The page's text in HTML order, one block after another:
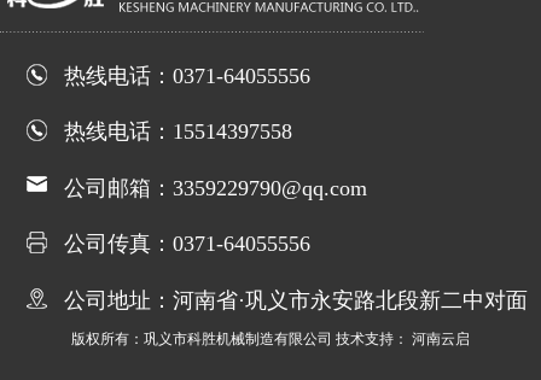
热线电话：0371-64055556
热线电话：15514397558
公司邮箱：3359229790@qq.com
公司传真：0371-64055556
公司地址：河南省·巩义市永安路北段新二中对面
版权所有：巩义市科胜机械制造有限公司 技术支持： 河南云启